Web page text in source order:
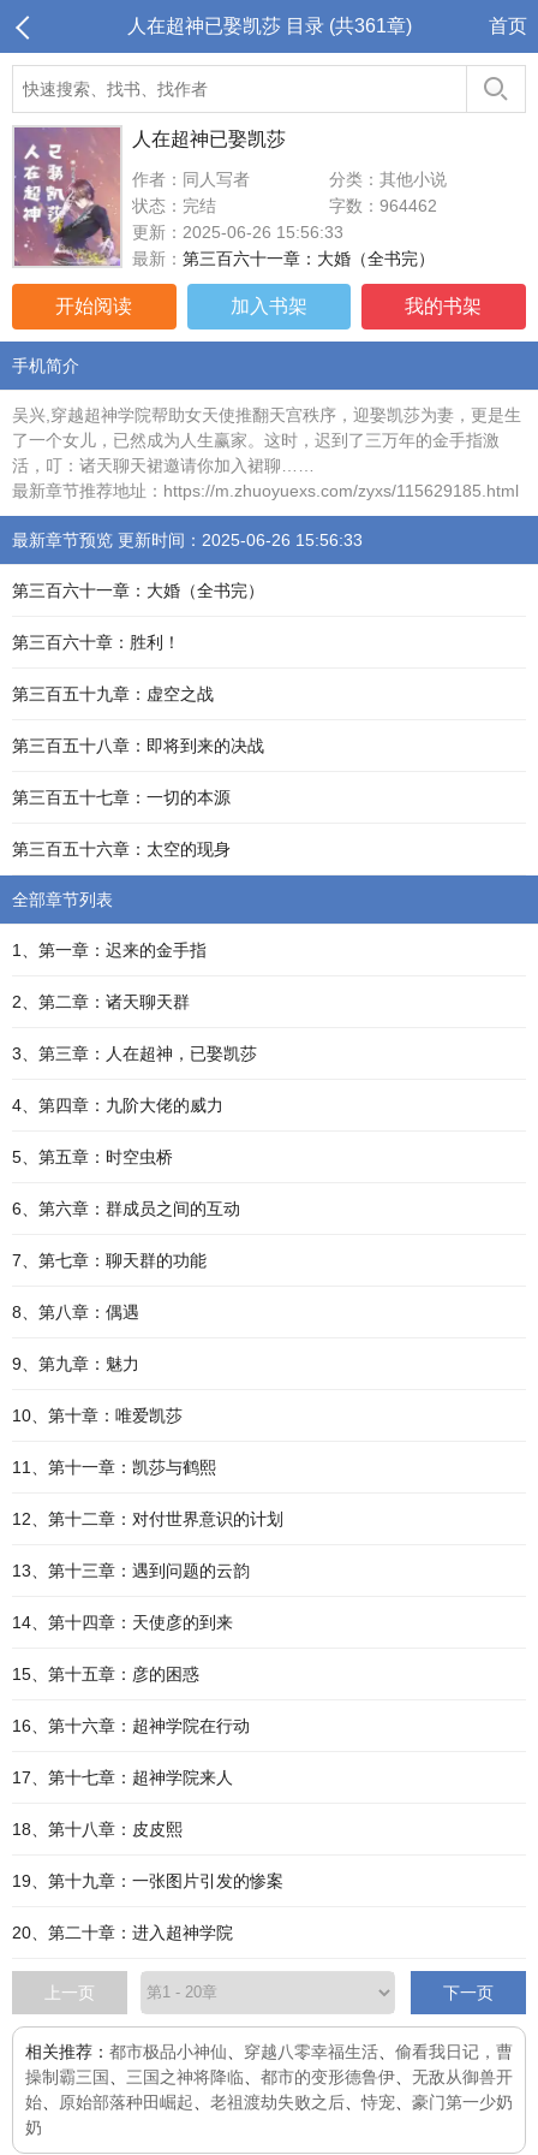
人在超神已娶凯莎 目录 (共361章) 首页
人在超神已娶凯莎
作者：同人写者
分类：其他小说
状态：完结
字数：964462
更新：2025-06-26 15:56:33
最新： 第三百六十一章：大婚（全书完）
开始阅读 加入书架 我的书架
手机简介
吴兴,穿越超神学院帮助女天使推翻天宫秩序，迎娶凯莎为妻，更是生
了一个女儿，已然成为人生赢家。这时，迟到了三万年的金手指激
活，叮：诸天聊天裙邀请你加入裙聊……
最新章节推荐地址：https://m.zhuoyuexs.com/zyxs/115629185.html
最新章节预览 更新时间：2025-06-26 15:56:33
第三百六十一章：大婚（全书完）
第三百六十章：胜利！
第三百五十九章：虚空之战
第三百五十八章：即将到来的决战
第三百五十七章：一切的本源
第三百五十六章：太空的现身
全部章节列表
1、第一章：迟来的金手指
2、第二章：诸天聊天群
3、第三章：人在超神，已娶凯莎
4、第四章：九阶大佬的威力
5、第五章：时空虫桥
6、第六章：群成员之间的互动
7、第七章：聊天群的功能
8、第八章：偶遇
9、第九章：魅力
10、第十章：唯爱凯莎
11、第十一章：凯莎与鹤熙
12、第十二章：对付世界意识的计划
13、第十三章：遇到问题的云韵
14、第十四章：天使彦的到来
15、第十五章：彦的困惑
16、第十六章：超神学院在行动
17、第十七章：超神学院来人
18、第十八章：皮皮熙
19、第十九章：一张图片引发的惨案
20、第二十章：进入超神学院
上一页 下一页
相关推荐： 都市极品小神仙 穿越八零幸福生活
偷看我日记，曹
操制霸三国
三国之神将降临 都市的变形德鲁伊
无敌从御兽开
始
原始部落种田崛起 老祖渡劫失败之后 、恃宠
豪门第一少奶
奶